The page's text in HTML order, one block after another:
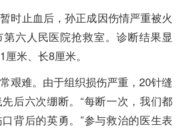
时止血后，孙正成因伤情严重被火
六人民医院抢救室。诊断结果显
米、长8厘米。
艰难。由于组织损伤严重，20针缝
后六次绷断。“每断一次，我们都
背后的英勇。”参与救治的医生表